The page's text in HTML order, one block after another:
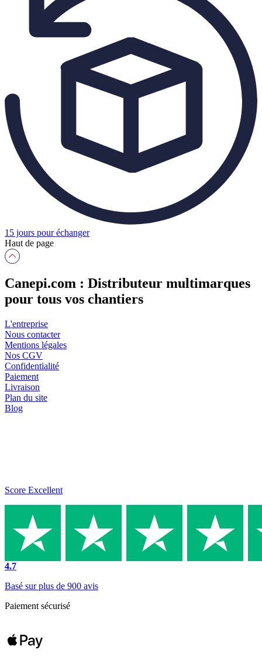
15 jours pour échanger
Haut de page
Canepi.com : Distributeur multimarques
pour tous vos chantiers
L'entreprise
Nous contacter
Mentions légales
Nos CGV
Confidentialité
Paiement
Livraison
Plan du site
Blog
Score Excellent
4.7
Basé sur plus de 900 avis
Paiement sécurisé